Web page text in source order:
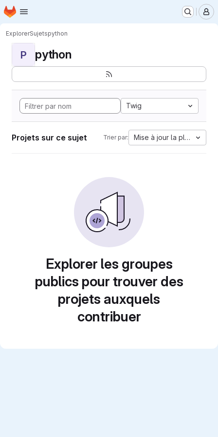
Passer au contenu principal
Page d'accueil
ExplorerSujetspython
P python
Twig
Projets sur ce sujet Trier par: Mise à jour la plus
Explorer les groupes
publics pour trouver des
projets auxquels
contribuer